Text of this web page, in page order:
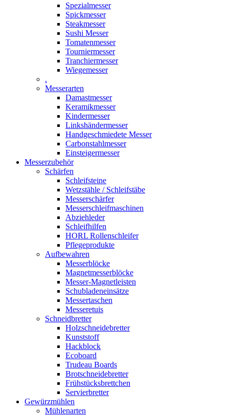
Spezialmesser
Spickmesser
Steakmesser
Sushi Messer
Tomatenmesser
Tourniermesser
Tranchiermesser
Wiegemesser
.
Messerarten
Damastmesser
Keramikmesser
Kindermesser
Linkshändermesser
Handgeschmiedete Messer
Carbonstahlmesser
Einsteigermesser
Messerzubehör
Schärfen
Schleifsteine
Wetzstähle / Schleifstäbe
Messerschärfer
Messerschleifmaschinen
Abziehleder
Schleifhilfen
HORL Rollenschleifer
Pflegeprodukte
Aufbewahren
Messerblöcke
Magnetmesserblöcke
Messer-Magnetleisten
Schubladeneinsätze
Messertaschen
Messeretuis
Schneidbretter
Holzschneidebretter
Kunststoff
Hackblock
Ecoboard
Trudeau Boards
Brotschneidebretter
Frühstücksbrettchen
Servierbretter
Gewürzmühlen
Mühlenarten